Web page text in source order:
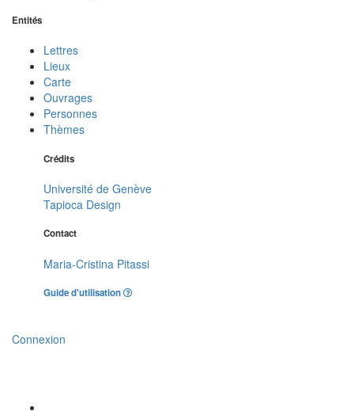
Entités
Lettres
Lieux
Carte
Ouvrages
Personnes
Thèmes
Crédits
Université de Genève
Tapioca Design
Contact
Maria-Cristina Pitassi
Guide d'utilisation
Connexion